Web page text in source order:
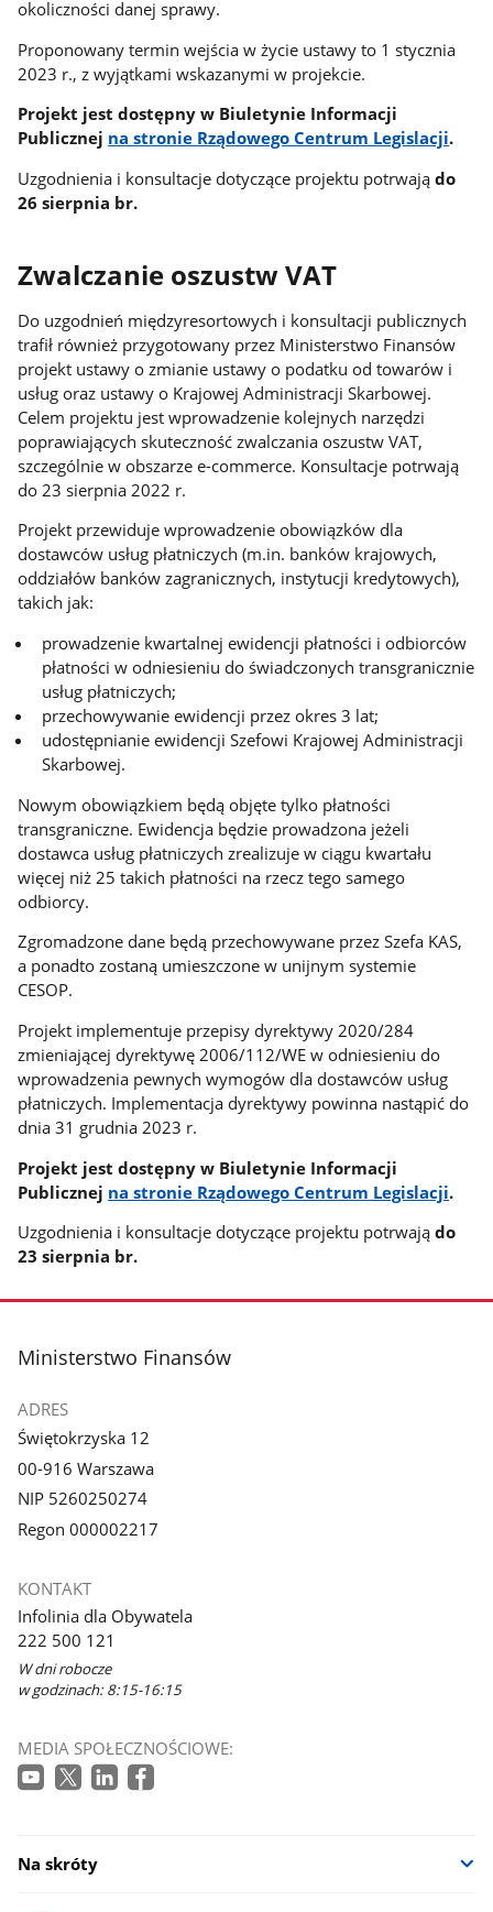
okoliczności danej sprawy.
Proponowany termin wejścia w życie ustawy to 1 stycznia
2023 r., z wyjątkami wskazanymi w projekcie.
Projekt jest dostępny w Biuletynie Informacji
Publicznej na stronie Rządowego Centrum Legislacji.
Uzgodnienia i konsultacje dotyczące projektu potrwajądo
26 sierpnia br.
Zwalczanie oszustw VAT
Do uzgodnień międzyresortowych i konsultacji publicznych
trafił również przygotowany przez Ministerstwo Finansów
projekt ustawy o zmianie ustawy o podatku od towarów i
usług oraz ustawy o Krajowej Administracji Skarbowej.
Celem projektu jest wprowadzenie kolejnych narzędzi
poprawiających skuteczność zwalczania oszustw VAT,
szczególnie w obszarze e-commerce. Konsultacje potrwają
do 23 sierpnia 2022 r.
Projekt przewiduje wprowadzenie obowiązków dla
dostawców usług płatniczych (m.in. banków krajowych,
oddziałów banków zagranicznych, instytucji kredytowych),
takich jak:
prowadzenie kwartalnej ewidencji płatności i odbiorców
płatności w odniesieniu do świadczonych transgranicznie
usług płatniczych;
przechowywanie ewidencji przez okres 3 lat;
udostępnianie ewidencji Szefowi Krajowej Administracji
Skarbowej.
Nowym obowiązkiem będą objęte tylko płatności
transgraniczne. Ewidencja będzie prowadzona jeżeli
dostawca usług płatniczych zrealizuje w ciągu kwartału
więcej niż 25 takich płatności na rzecz tego samego
odbiorcy.
Zgromadzone dane będą przechowywane przez Szefa KAS,
a ponadto zostaną umieszczone w unijnym systemie
CESOP.
Projekt implementuje przepisy dyrektywy 2020/284
zmieniającej dyrektywę 2006/112/WE w odniesieniu do
wprowadzenia pewnych wymogów dla dostawców usług
płatniczych. Implementacja dyrektywy powinna nastąpić do
dnia 31 grudnia 2023 r.
Projekt jest dostępny w Biuletynie Informacji
Publicznej na stronie Rządowego Centrum Legislacji.
Uzgodnienia i konsultacje dotyczące projektu potrwajądo
23 sierpnia br.
stopka
Ministerstwo Finansów
ADRES
Świętokrzyska 12
00-916 Warszawa
NIP 5260250274
Regon 000002217
KONTAKT
Infolinia dla Obywatela
222 500 121
W dni robocze
w godzinach: 8:15-16:15
MEDIA SPOŁECZNOŚCIOWE:
Na skróty